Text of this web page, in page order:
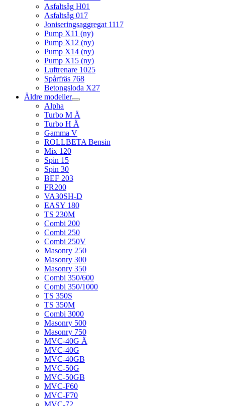
Asfaltsåg H01
Asfaltsåg 017
Joniseringsaggregat 1117
Pump X11 (ny)
Pump X12 (ny)
Pump X14 (ny)
Pump X15 (ny)
Luftrenare 1025
Spårfräs 768
Betongsloda X27
Äldre modeller
Alpha
Turbo M Ä
Turbo H Ä
Gamma V
ROLLBETA Bensin
Mix 120
Spin 15
Spin 30
BEF 203
FR200
VA30SH-D
EASY 180
TS 230M
Combi 200
Combi 250
Combi 250V
Masonry 250
Masonry 300
Masonry 350
Combi 350/600
Combi 350/1000
TS 350S
TS 350M
Combi 3000
Masonry 500
Masonry 750
MVC-40G Ä
MVC-40G
MVC-40GB
MVC-50G
MVC-50GB
MVC-F60
MVC-F70